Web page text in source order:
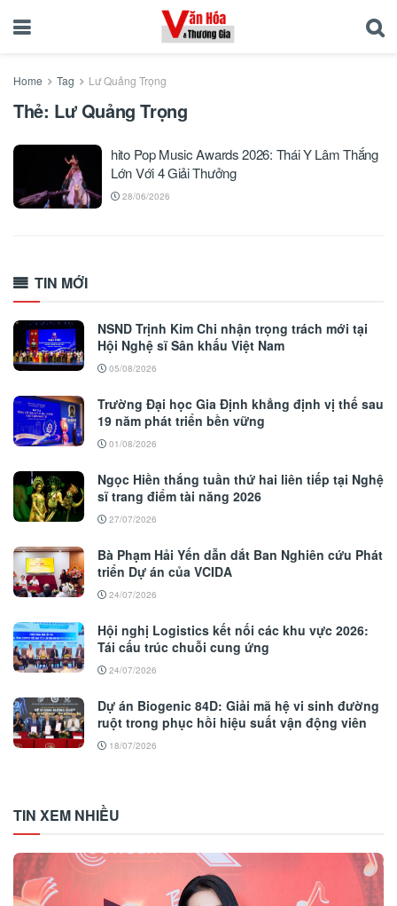
Home Tag Lư Quảng Trọng
Thẻ: Lư Quảng Trọng
hito Pop Music Awards 2026: Thái Y Lâm Thắng
Lớn Với 4 Giải Thưởng
28/06/2026
TIN MỚI
NSND Trịnh Kim Chi nhận trọng trách mới tại
Hội Nghệ sĩ Sân khấu Việt Nam
05/08/2026
Trường Đại học Gia Định khẳng định vị thế sau
19 năm phát triển bền vững
01/08/2026
Ngọc Hiền thắng tuần thứ hai liên tiếp tại Nghệ
sĩ trang điểm tài năng 2026
27/07/2026
Bà Phạm Hải Yến dẫn dắt Ban Nghiên cứu Phát
triển Dự án của VCIDA
24/07/2026
Hội nghị Logistics kết nối các khu vực 2026:
Tái cấu trúc chuỗi cung ứng
24/07/2026
Dự án Biogenic 84D: Giải mã hệ vi sinh đường
ruột trong phục hồi hiệu suất vận động viên
18/07/2026
TIN XEM NHIỀU